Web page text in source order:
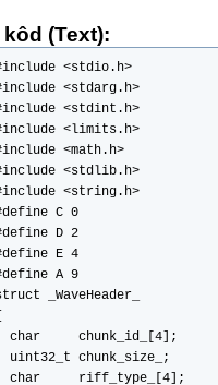
(Text):
<stdio.h>
<stdarg.h>
<stdint.h>
<limits.h>
<math.h>
<stdlib.h>
<string.h>
C 0
D 2
E 4
A 9
_WaveHeader_
char     chunk_id_[4];
uint32_t chunk_size_;
char     riff_type_[4];